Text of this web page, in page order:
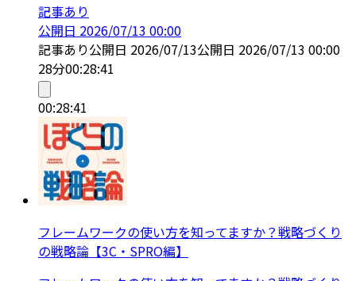
記事あり
公開日 2026/07/13 00:00
記事あり公開日 2026/07/13公開日 2026/07/13 00:00
28分00:28:41
00:28:41
フレームワークの使い方を知ってますか？戦略づくり
の戦略論【3C・SPRO編】